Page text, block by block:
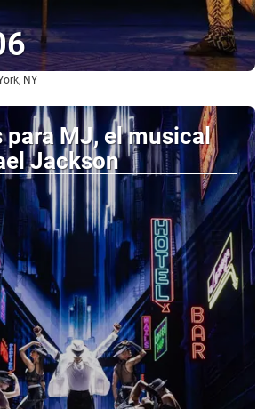
NY
para MJ, el musical
Jackson